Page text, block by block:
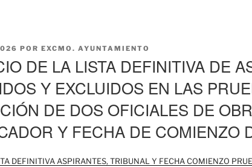
POR EXCMO. AYUNTAMIENTO
DE LA LISTA DEFINITIVA DE
Y EXCLUIDOS EN LAS
DE DOS OFICIALES DE
Y FECHA DE COMIENZO
DEFINITIVA ASPIRANTES, TRIBUNAL Y FECHA COMIENZO